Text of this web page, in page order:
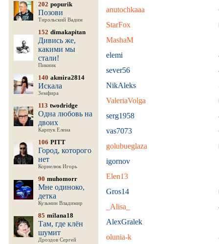
202 popurik
Позови
Тирольский Вадим
152 dimakapitan
Дивись же,
какими мы
стали!
Пикник
140 akmira2814
Искала
Земфира
113 twodridge
Одна любовь на
двоих
Карпук Елена
106 PITT
Город, которого
нет
Корнелюк Игорь
90 muhomorr
Мне одиноко,
детка
Кузьмин Владимир
85 milana18
Там, где клён
шумит
Дроздов Сергей
anutochkaaa
StarFox
MashaM
elemi
sever56
NikAleks
ValeriaVolga
serg1958
vas7073
golubueglaza
igornov
Elen13
Gros14
_Alisa_
AlexGralek
olunia-k